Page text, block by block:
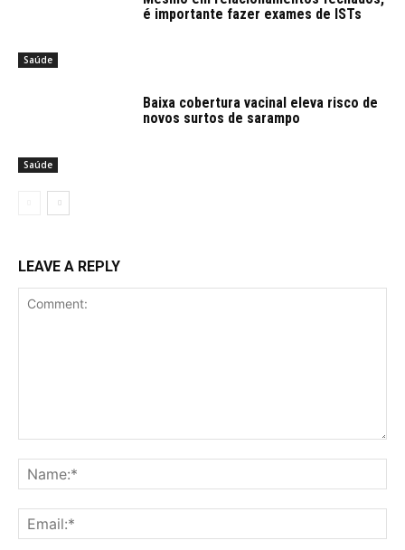
Saúde
é importante fazer exames de ISTs
Saúde
Baixa cobertura vacinal eleva risco de
novos surtos de sarampo
LEAVE A REPLY